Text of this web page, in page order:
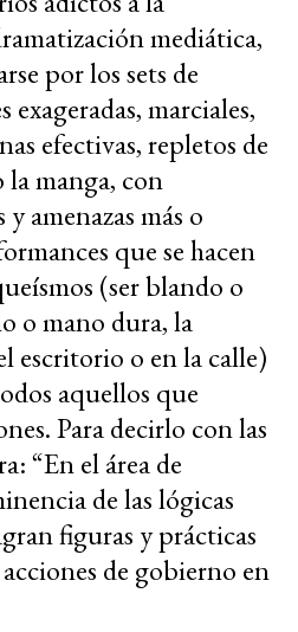
mediática,
por los sets de
marciales,
efectivas, repletos de
la manga, con
amenazas más o
que se hacen
(ser blando o
o mano dura, la
escritorio o en la calle)
aquellos que
Para decirlo con las
“En el área de
de las lógicas
figuras y prácticas
de gobierno en